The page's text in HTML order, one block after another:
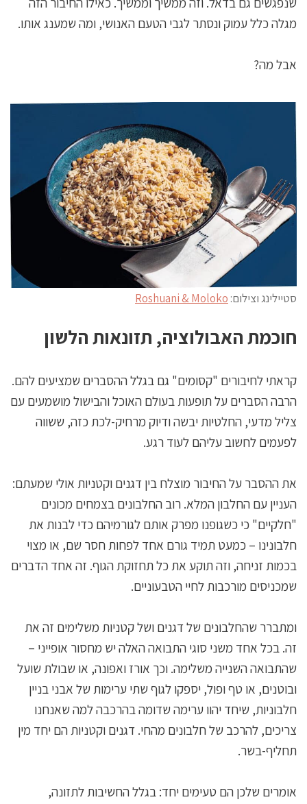
מגלה כלל עמוק ונסתר לגבי הטעם האנושי, ומה שמענג אותו.
אבל מה?
סטיילינג וצילום: Roshuani & Moloko
חוכמת האבולוציה, תזונאות הלשון
קראתי לחיבורים "קסומים" גם בגלל ההסברים שמציעים להם.
הרבה הסברים על תופעות בעולם האוכל והבישול מושמעים עם
צליל מדעי, החלטיות יבשה ודיוק מרחיק-לכת כזה, ששווה
לפעמים לחשוב עליהם לעוד רגע.
את ההסבר על החיבור מוצלח בין דגנים וקטניות אולי שמעתם:
העניין עם החלבון המלא. רוב החלבונים בצמחים מכונים
"חלקיים" כי כשגופנו מפרק אותם לגורמיהם כדי לבנות את
חלבונינו – כמעט תמיד גורם אחד לפחות חסר שם, או מצוי
בכמות זניחה, וזה תוקע את כל תחזוקת הגוף. זה אחד הדברים
שמכניסים מורכבות לחיי הטבעוניים.
ומתברר שהחלבונים של דגנים ושל קטניות משלימים זה את
זה. בכל אחד משני סוגי התבואה האלה יש מחסור אופייני –
שהתבואה השנייה משלימה. וכך אורז ואפונה, או שבולת שועל
ובוטנים, או טף ופול, יספקו לגוף שתי ערימות של אבני בניין
חלבוניות, שיחד יהוו ערימה שדומה בהרכבה למה שאנחנו
צריכים, להרכב של חלבונים מהחי. דגנים וקטניות הם יחד מין
תחליף-בשר.
אומרים שלכן הם טעימים יחד: בגלל החשיבות לתזונה,